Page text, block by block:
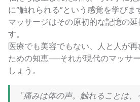
に“触れられる”という感覚を学びま
マッサージはその原初的な記憶の
す。
医療でも美容でもない、人と人が再
ための知恵──それが現代のマッサ
しょう。
「痛みは体の声。触れることは